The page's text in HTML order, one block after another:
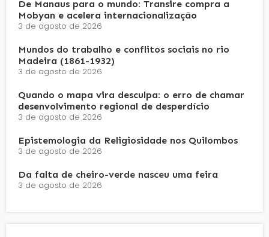
De Manaus para o mundo: Transire compra a
Mobyan e acelera internacionalização
3 de agosto de 2026
Mundos do trabalho e conflitos sociais no rio
Madeira (1861-1932)
3 de agosto de 2026
Quando o mapa vira desculpa: o erro de chamar
desenvolvimento regional de desperdício
3 de agosto de 2026
Epistemologia da Religiosidade nos Quilombos
3 de agosto de 2026
Da falta de cheiro-verde nasceu uma feira
3 de agosto de 2026